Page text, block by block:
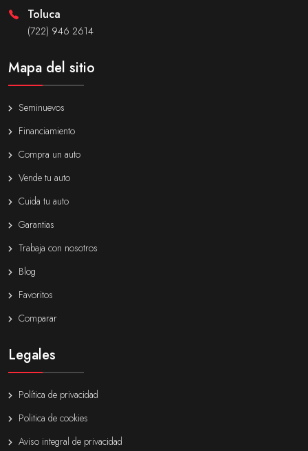
Toluca
(722) 946 2614
Mapa del sitio
Seminuevos
Financiamiento
Compra un auto
Vende tu auto
Cuida tu auto
Garantias
Trabaja con nosotros
Blog
Favoritos
Comparar
Legales
Política de privacidad
Politica de cookies
Aviso integral de privacidad